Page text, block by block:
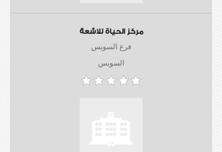
مركز الحياة للاشعة
فرع السويس
السويس